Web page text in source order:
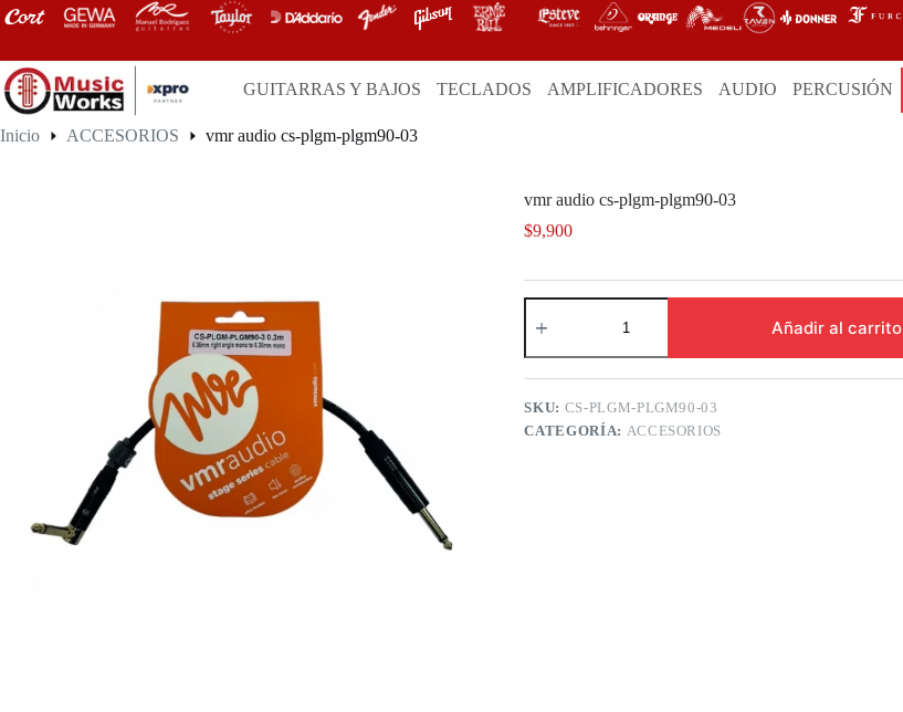
Saltar
al
GUITARRAS Y BAJOS TECLADOS AMPLIFICADORES AUDIO PERCUSIÓN
Inicio ACCESORIOS vmr audio cs-plgm-plgm90-03
vmr audio cs-plgm-plgm90-03
$9,900
vmr
audio
plgm-
plgm90-
03
cantidad
Añadir al carrito
SKU: CS-PLGM-PLGM90-03
CATEGORÍA: ACCESORIOS